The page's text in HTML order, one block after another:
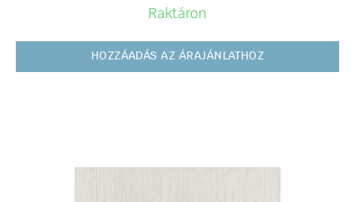
Raktáron
HOZZÁADÁS AZ ÁRAJÁNLATHOZ